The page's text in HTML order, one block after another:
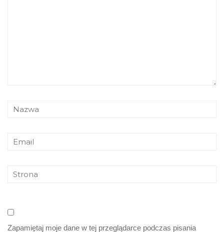
Zapamiętaj moje dane w tej przeglądarce podczas pisania